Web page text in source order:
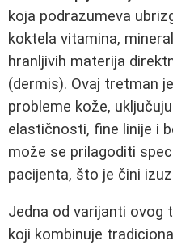
koja podrazumeva
koktela vitamina,
hranljivih materija
(dermis). Ovaj tretman
probleme kože,
elastičnosti, fine linije i
može se prilagoditi
pacijenta, što je čini
Jedna od varijanti ovog
koji kombinuje